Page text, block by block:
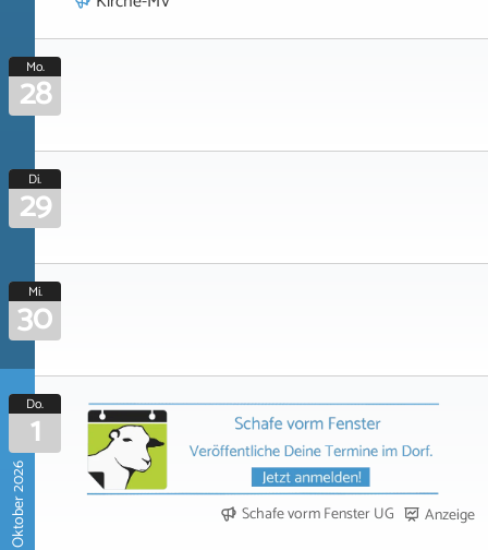
Mo.
28
Di.
29
Mi.
30
Oktober 2026
Do.
1
Schafe vorm Fenster UG Anzeige